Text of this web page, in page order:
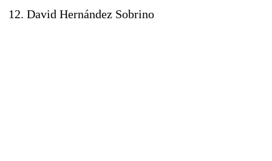
12. David Hernández Sobrino